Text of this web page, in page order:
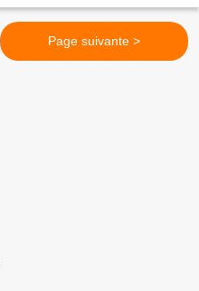
Page suivante >